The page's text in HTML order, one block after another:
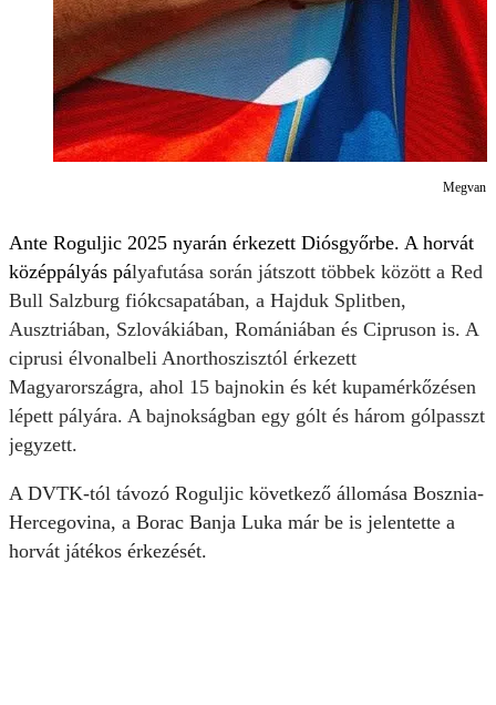
Megvan
Ante Roguljic 2025 nyarán érkezett Diósgyőrbe. A horvát
középpályás pályafutása során játszott többek között a Red
Bull Salzburg fiókcsapatában, a Hajduk Splitben,
Ausztriában, Szlovákiában, Romániában és Cipruson is. A
ciprusi élvonalbeli Anorthoszisztól érkezett
Magyarországra, ahol 15 bajnokin és két kupamérkőzésen
lépett pályára. A bajnokságban egy gólt és három gólpasszt
jegyzett.
A DVTK-tól távozó Roguljic következő állomása Bosznia-
Hercegovina, a Borac Banja Luka már be is jelentette a
horvát játékos érkezését.